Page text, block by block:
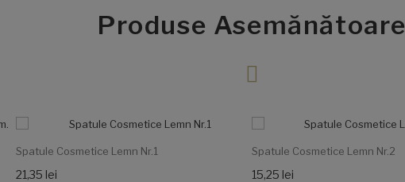
Produse Asemănătoare
Spatule Cosmetice Lemn Nr.1
21,35 lei
Spatule Cosmetice Lemn Nr.2
15,25 lei